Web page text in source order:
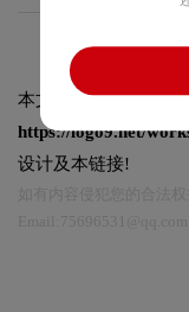
本文标题和链接欧舒
https://logo9.net/
设计及本链接!